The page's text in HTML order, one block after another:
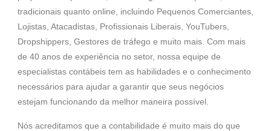
tradicionais quanto online, incluindo Pequenos Comerciantes,
Lojistas, Atacadistas, Profissionais Liberais, YouTubers,
Dropshippers, Gestores de tráfego e muito mais. Com mais
de 40 anos de experiência no setor, nossa equipe de
especialistas contábeis tem as habilidades e o conhecimento
necessários para ajudar a garantir que seus negócios
estejam funcionando da melhor maneira possível.
Nós acreditamos que a contabilidade é muito mais do que